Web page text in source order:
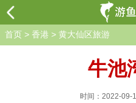
首页 > 香港 > 黄大仙区旅游
牛池
时间：2022-09-